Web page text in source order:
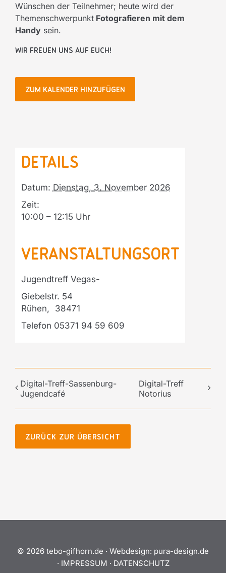
Wünschen der Teilnehmer; heute wird der
Themenschwerpunkt Fotografieren mit dem
Handy sein.
Wir freuen uns auf Euch!
ZUM KALENDER HINZUFÜGEN
Details
Datum: Dienstag, 3. November 2026
Zeit:
10:00 – 12:15
Veranstaltungsort
Jugendtreff Vegas-
Giebelstr. 54
Rühen,
38471
Telefon 05371 94 59 609
Digital-Treff-Sassenburg-
Jugendcafé
Digital-Treff
Notorius
ZURÜCK ZUR ÜBERSICHT
© 2026 tebo-gifhorn.de · Webdesign: pura-design.de
· IMPRESSUM · DATENSCHUTZ